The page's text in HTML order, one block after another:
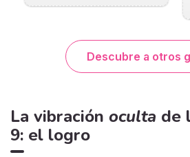
Descubre a otros
La vibración oculta de
9: el logro